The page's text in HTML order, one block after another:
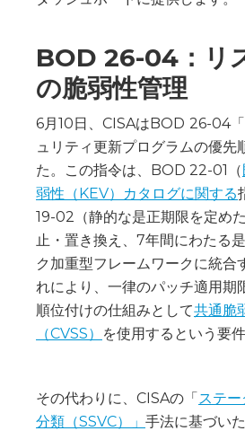
BOD 26-04：リ
の脆弱性管理
6月10日、CISAはBOD 26-04
ュリティ更新プログラムの優先
た。この指令は、BOD 22-01（
弱性（KEV）カタログに関する
19-02（静的な是正期限を定め
止・置き換え、7年間にわたる
ク加重型フレームワークに統合
れにより、一律のパッチ適用期
順位付けの仕組みとして共通脆
（CVSS）
を使用するという要
その代わりに、CISAの「ステ
分類（SSVC）」 手法に基づい